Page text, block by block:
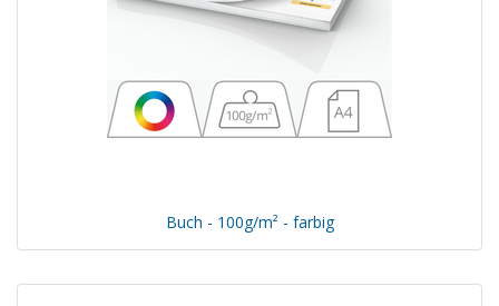
Buch - 100g/m² - farbig